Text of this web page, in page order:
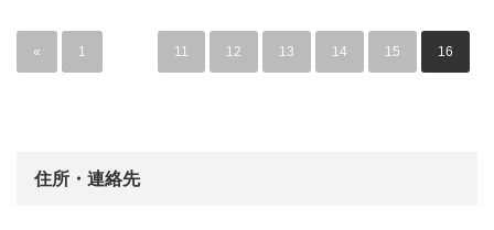
« 1 11 12 13 14 15 16
住所・連絡先